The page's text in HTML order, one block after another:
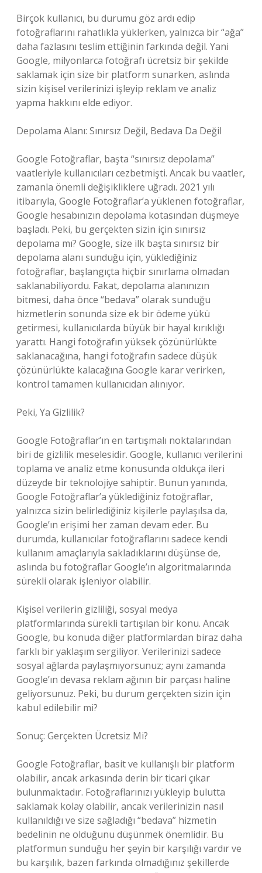
Birçok kullanıcı, bu durumu göz ardı edip
fotoğraflarını rahatlıkla yüklerken, yalnızca bir “ağa”
daha fazlasını teslim ettiğinin farkında değil. Yani
Google, milyonlarca fotoğrafı ücretsiz bir şekilde
saklamak için size bir platform sunarken, aslında
sizin kişisel verilerinizi işleyip reklam ve analiz
yapma hakkını elde ediyor.
Depolama Alanı: Sınırsız Değil, Bedava Da Değil
Google Fotoğraflar, başta “sınırsız depolama”
vaatleriyle kullanıcıları cezbetmişti. Ancak bu vaatler,
zamanla önemli değişikliklere uğradı. 2021 yılı
itibarıyla, Google Fotoğraflar’a yüklenen fotoğraflar,
Google hesabınızın depolama kotasından düşmeye
başladı. Peki, bu gerçekten sizin için sınırsız
depolama mı? Google, size ilk başta sınırsız bir
depolama alanı sunduğu için, yüklediğiniz
fotoğraflar, başlangıçta hiçbir sınırlama olmadan
saklanabiliyordu. Fakat, depolama alanınızın
bitmesi, daha önce “bedava” olarak sunduğu
hizmetlerin sonunda size ek bir ödeme yükü
getirmesi, kullanıcılarda büyük bir hayal kırıklığı
yarattı. Hangi fotoğrafın yüksek çözünürlükte
saklanacağına, hangi fotoğrafın sadece düşük
çözünürlükte kalacağına Google karar verirken,
kontrol tamamen kullanıcıdan alınıyor.
Peki, Ya Gizlilik?
Google Fotoğraflar’ın en tartışmalı noktalarından
biri de gizlilik meselesidir. Google, kullanıcı verilerini
toplama ve analiz etme konusunda oldukça ileri
düzeyde bir teknolojiye sahiptir. Bunun yanında,
Google Fotoğraflar’a yüklediğiniz fotoğraflar,
yalnızca sizin belirlediğiniz kişilerle paylaşılsa da,
Google’ın erişimi her zaman devam eder. Bu
durumda, kullanıcılar fotoğraflarını sadece kendi
kullanım amaçlarıyla sakladıklarını düşünse de,
aslında bu fotoğraflar Google’ın algoritmalarında
sürekli olarak işleniyor olabilir.
Kişisel verilerin gizliliği, sosyal medya
platformlarında sürekli tartışılan bir konu. Ancak
Google, bu konuda diğer platformlardan biraz daha
farklı bir yaklaşım sergiliyor. Verilerinizi sadece
sosyal ağlarda paylaşmıyorsunuz; aynı zamanda
Google’ın devasa reklam ağının bir parçası haline
geliyorsunuz. Peki, bu durum gerçekten sizin için
kabul edilebilir mi?
Sonuç: Gerçekten Ücretsiz Mi?
Google Fotoğraflar, basit ve kullanışlı bir platform
olabilir, ancak arkasında derin bir ticari çıkar
bulunmaktadır. Fotoğraflarınızı yükleyip bulutta
saklamak kolay olabilir, ancak verilerinizin nasıl
kullanıldığı ve size sağladığı “bedava” hizmetin
bedelinin ne olduğunu düşünmek önemlidir. Bu
platformun sunduğu her şeyin bir karşılığı vardır ve
bu karşılık, bazen farkında olmadığınız şekillerde